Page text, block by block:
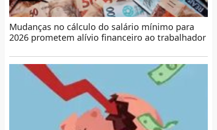
Mudanças no cálculo do salário mínimo para
2026 prometem alívio financeiro ao trabalhador